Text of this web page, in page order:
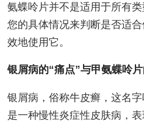
氨蝶呤片并不是适用于所有
您的具体情况来判断是否适
效地使用它。
银屑病的“痛点”与甲氨蝶呤
银屑病，俗称牛皮癣，这名
是一种慢性炎症性皮肤病，